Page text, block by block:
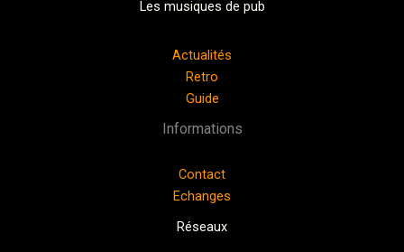
Les musiques de pub
Actualités
Retro
Guide
Informations
Contact
Echanges
Réseaux